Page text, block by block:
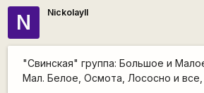
N NickolayII
"Свинская" группа: Большое и
Мал. Белое, Осмота, Лососно и все,